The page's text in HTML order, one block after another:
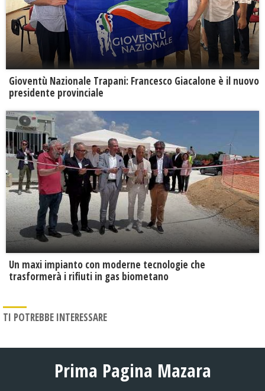
Gioventù Nazionale Trapani: Francesco Giacalone è il nuovo
presidente provinciale
Un maxi impianto con moderne tecnologie che
trasformerà i rifiuti in gas biometano
TI POTREBBE INTERESSARE
Prima Pagina Mazara